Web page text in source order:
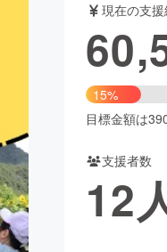
舞台・パフォーマンス
ビューティー・ヘルスケア
現在の支
15%
目標金額は
支援者数
12